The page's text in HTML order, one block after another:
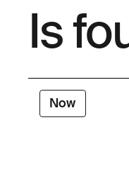
Is
Now